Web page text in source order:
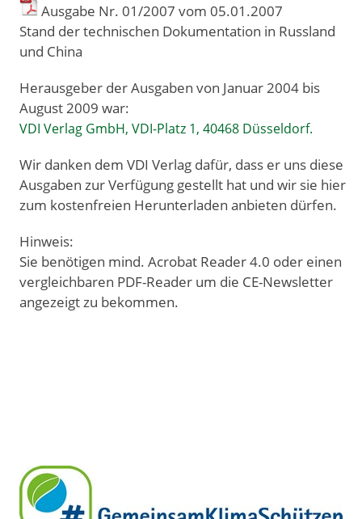
Ausgabe Nr. 01/2007 vom 05.01 .2007
Stand der technischen Dokumentation in Russland
und China
Herausgeber der Ausgaben von Januar 2004 bis
August 2009 war:
VDI Verlag GmbH, VDI-Platz 1, 40468 Düsseldorf.
Wir danken dem VDI Verlag dafür, dass er uns diese
Ausgaben zur Verfügung gestellt hat und wir sie hier
zum kostenfreien Herunterladen anbieten dürfen.
Hinweis:
Sie benötigen mind. Acrobat Reader 4.0 oder einen
vergleichbaren PDF-Reader um die CE-Newsletter
angezeigt zu bekommen.